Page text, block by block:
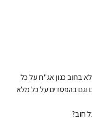
בחוב כגון אג"ח על כל
וגם בהפסדים על כל מלא
חוב?